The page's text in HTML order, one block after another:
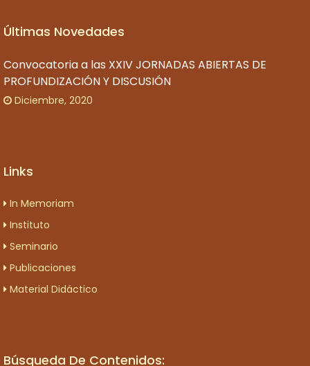
Últimas Novedades
Convocatoria a las XXIV JORNADAS ABIERTAS DE
PROFUNDIZACIÓN Y DISCUSIÓN
Diciembre, 2020
Links
In Memoriam
Instituto
Seminario
Publicaciones
Material Didáctico
Búsqueda De Contenidos: